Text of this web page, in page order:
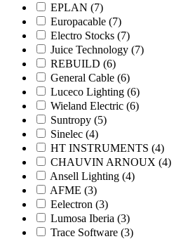
EPLAN (7)
Europacable (7)
Electro Stocks (7)
Juice Technology (7)
REBUILD (6)
General Cable (6)
Luceco Lighting (6)
Wieland Electric (6)
Suntropy (5)
Sinelec (4)
HT INSTRUMENTS (4)
CHAUVIN ARNOUX (4)
Ansell Lighting (4)
AFME (3)
Eelectron (3)
Lumosa Iberia (3)
Trace Software (3)